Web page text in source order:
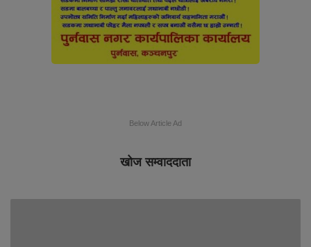
Below Article Ad
खोज सम्वाददाता